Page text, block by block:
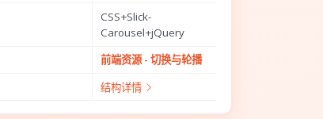
CSS+Slick-
Carousel+jQuery
前端资源 - 切换与轮播
结构详情